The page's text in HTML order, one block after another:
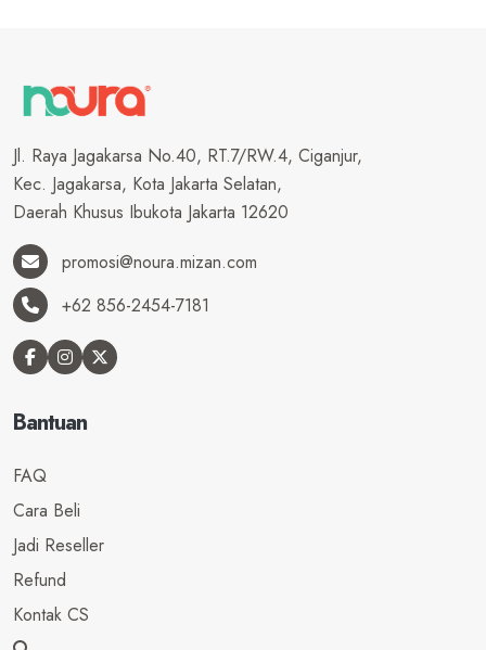
Jl. Raya Jagakarsa No.40, RT.7/RW.4, Ciganjur,
Kec. Jagakarsa, Kota Jakarta Selatan,
Daerah Khusus Ibukota Jakarta 12620
promosi@noura.mizan.com
+62 856-2454-7181
Bantuan
FAQ
Cara Beli
Jadi Reseller
Refund
Kontak CS